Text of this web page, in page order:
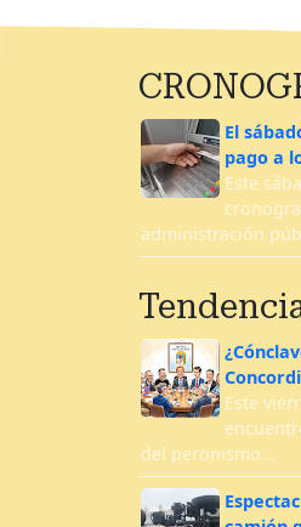
El
pago a
Este
administración
Este
del peronismo…